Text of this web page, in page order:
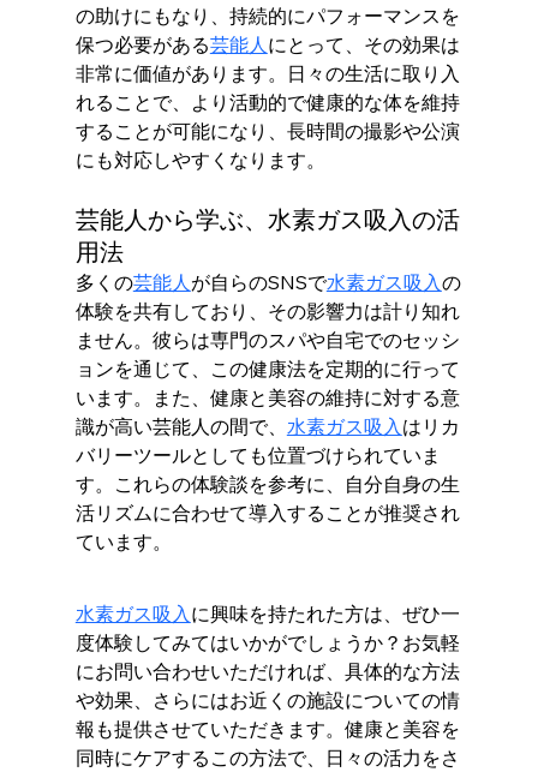
の助けにもなり、持続的にパフォーマンスを
保つ必要がある芸能人 にとって、その効果は
非常に価値があります。日々の生活に取り入
れることで、より活動的で健康的な体を維持
することが可能になり、長時間の撮影や公演
にも対応しやすくなります。
芸能人から学ぶ、水素ガス吸入の活
用法
多くの芸能人 が自らのSNSで水素ガス吸入の
体験を共有しており、その影響力は計り知れ
ません。彼らは専門のスパや自宅でのセッシ
ョンを通じて、この健康法を定期的に行って
います。また、健康と美容の維持に対する意
識が高い芸能人の間で、 水素ガス吸入 はリカ
バリーツールとしても位置づけられていま
す。これらの体験談を参考に、自分自身の生
活リズムに合わせて導入することが推奨され
ています。
水素ガス吸入 に興味を持たれた方は、ぜひ一
度体験してみてはいかがでしょうか？お気軽
にお問い合わせいただければ、具体的な方法
や効果、さらにはお近くの施設についての情
報も提供させていただきます。健康と美容を
同時にケアするこの方法で、日々の活力をさ